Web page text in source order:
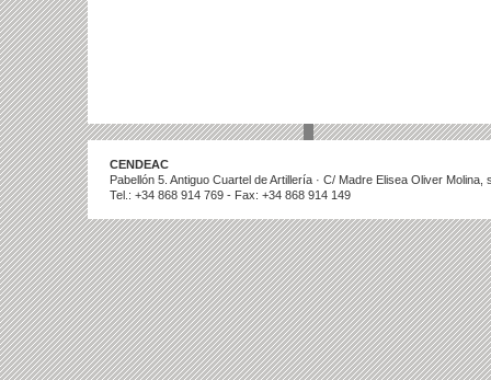
CENDEAC
Pabellón 5. Antiguo Cuartel de Artillería · C/ Madre Elisea Oliver
Tel.: +34 868 914 769 - Fax: +34 868 914 149